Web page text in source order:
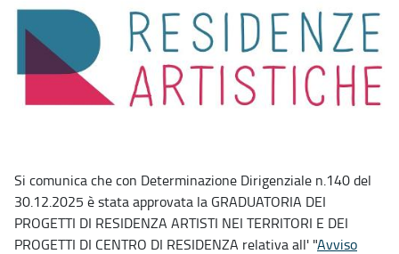
Si comunica che con Determinazione Dirigenziale n.140 del
30.12.2025 è stata approvata la GRADUATORIA DEI
PROGETTI DI RESIDENZA ARTISTI NEI TERRITORI E DEI
PROGETTI DI CENTRO DI RESIDENZA relativa all' "Avviso